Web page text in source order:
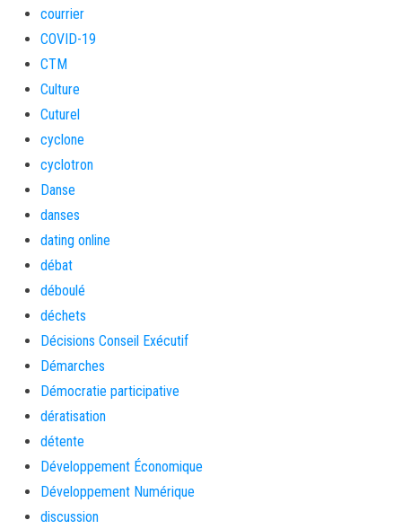
courrier
COVID-19
CTM
Culture
Cuturel
cyclone
cyclotron
Danse
danses
dating online
débat
déboulé
déchets
Décisions Conseil Exécutif
Démarches
Démocratie participative
dératisation
détente
Développement Économique
Développement Numérique
discussion